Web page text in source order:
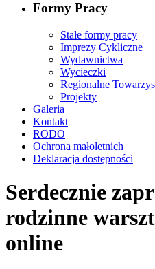
Formy Pracy
Stałe formy pracy
Imprezy Cykliczne
Wydawnictwa
Wycieczki
Regionalne
Projekty
Galeria
Kontakt
RODO
Ochrona małoletnich
Deklaracja dostępności
Serdecznie
rodzinne
online